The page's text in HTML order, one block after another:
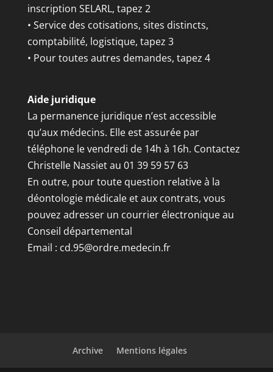
inscription SELARL, tapez 2
• Service des cotisations, sites distincts,
comptabilité, logistique, tapez 3
• Pour toutes autres demandes, tapez 4
Aide juridique
La permanence juridique n’est accessible
qu’aux médecins. Elle est assurée par
téléphone le vendredi de 14h à 16h. Contactez
Christelle Nassiet au 01 39 59 57 63
En outre, pour toute question relative à la
déontologie médicale et aux contrats, vous
pouvez adresser un courrier électronique au
Conseil départemental
Email : cd.95@ordre.medecin.fr
Archive Mentions légales